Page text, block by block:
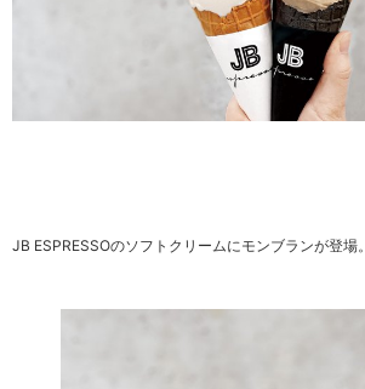
JB ESPRESSOのソフトクリームにモンブランが登場。